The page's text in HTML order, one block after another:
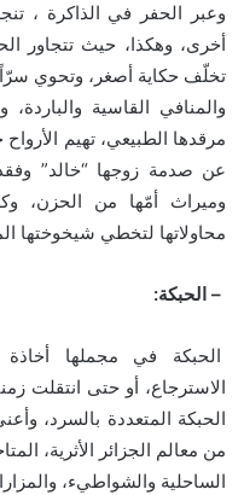
وعبر الحفر في الذاكرة ،
أخرى، وهكذا، حيث تتجاور
تخلّف حكاية أصغر، وتحوي
والمنافي القاسية
مرقدها الطبيعي، تهيم
عن صدمة زوجها “خالد”
وميراث أمّها من الحزن،
محاولاتها لتخطي شيخوختها
– الحبكة:
الحبكة في مجملها
الاسترجاع، أو حتى انتقلت
الحبكة المتعددة بالسرد،
من معالم الجزائر الأثرية،
الساحلية والشواطيء،